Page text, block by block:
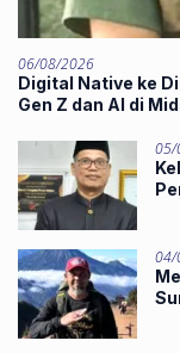
06/08/2026
Digital Native ke
Gen Z dan AI di
05/
04/